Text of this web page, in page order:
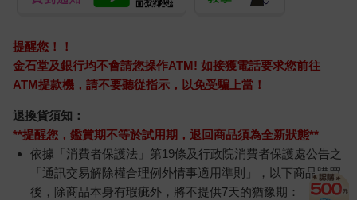
提醒您！！
金石堂及銀行均不會請您操作ATM! 如接獲電話要求您前往
ATM提款機，請不要聽從指示，以免受騙上當！
退換貨須知：
**提醒您，鑑賞期不等於試用期，退回商品須為全新狀態**
依據「消費者保護法」第19條及行政院消費者保護處公告之
「通訊交易解除權合理例外情事適用準則」，以下商品購買
後，除商品本身有瑕疵外，將不提供7天的猶豫期：